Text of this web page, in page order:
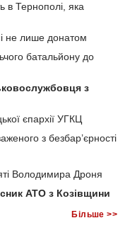
в Тернополі, яка
не лише донатом
батальйону до
з
єпархії УГКЦ
з безбар’єрності
Володимира Дроня
АТО з Козівщини
Більше >>